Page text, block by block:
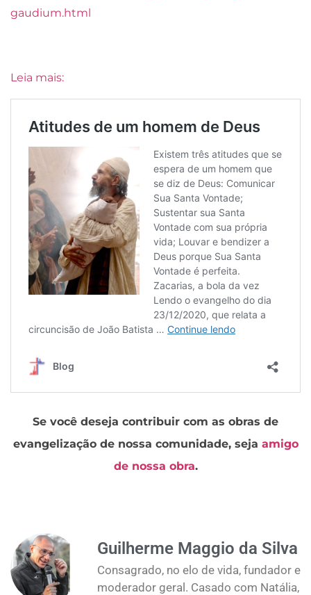
gaudium.html
Leia mais:
Se você deseja contribuir com as obras de
evangelização de nossa comunidade, seja amigo
de nossa obra.
Guilherme Maggio da Silva
Consagrado, no elo de vida, fundador e
moderador geral. Casado com Natália,